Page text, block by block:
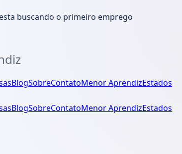
buscando o primeiro emprego
BlogSobreContatoMenor AprendizEstados
BlogSobreContatoMenor AprendizEstados